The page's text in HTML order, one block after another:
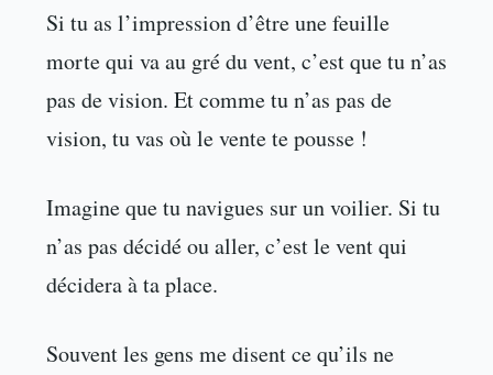
Si tu as l’impression d’être une feuille
morte qui va au gré du vent, c’est que tu n’as
pas de vision. Et comme tu n’as pas de
vision, tu vas où le vente te pousse !
Imagine que tu navigues sur un voilier. Si tu
n’as pas décidé ou aller, c’est le vent qui
décidera à ta place.
Souvent les gens me disent ce qu’ils ne